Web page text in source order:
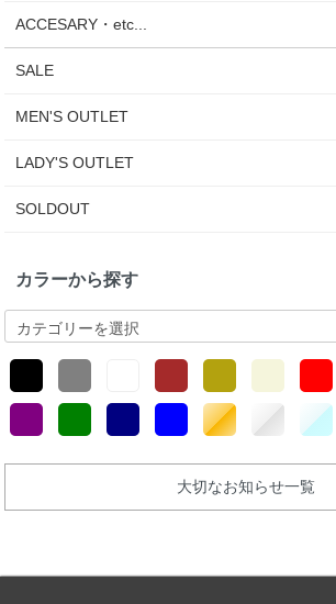
ACCESARY・etc...
SALE
MEN'S OUTLET
LADY'S OUTLET
SOLDOUT
カラーから探す
大切なお知らせ一覧